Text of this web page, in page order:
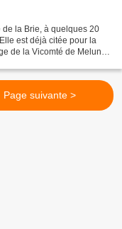
la Brie, à quelques 20
est déjà citée pour la
de la Vicomté de Melun
Page suivante >